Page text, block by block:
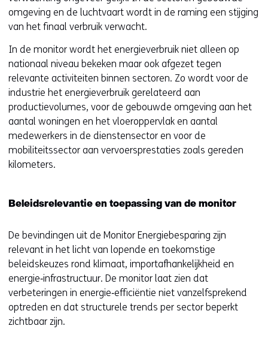
i
n
i
e
u
w
v
e
n
s
)
v
e
r
w
i
j
omgeving en de luchtvaart wordt in de raming een stijging
van het finaal verbruik verwacht.
In de monitor wordt het energieverbruik niet alleen op
nationaal niveau bekeken maar ook afgezet tegen
relevante activiteiten binnen sectoren. Zo wordt voor de
industrie het energieverbruik gerelateerd aan
productievolumes, voor de gebouwde omgeving aan het
aantal woningen en het vloeroppervlak en aantal
medewerkers in de dienstensector en voor de
mobiliteitssector aan vervoersprestaties zoals gereden
kilometers.
Beleidsrelevantie en toepassing van de monitor
De bevindingen uit de Monitor Energiebesparing zijn
relevant in het licht van lopende en toekomstige
beleidskeuzes rond klimaat, importafhankelijkheid en
energie‑infrastructuur. De monitor laat zien dat
verbeteringen in energie‑efficiëntie niet vanzelfsprekend
optreden en dat structurele trends per sector beperkt
zichtbaar zijn.